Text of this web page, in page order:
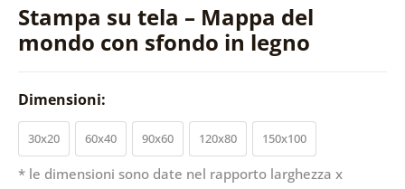
Stampa su tela – Mappa del
mondo con sfondo in legno
Dimensioni:
30x20 60x40 90x60 120x80 150x100
* le dimensioni sono date nel rapporto larghezza x